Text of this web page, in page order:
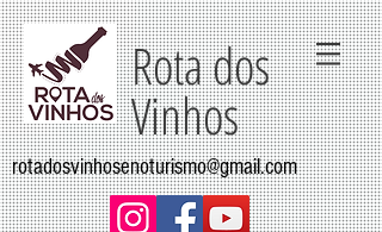
Rota dos
Vinhos
rotadosvinhosenoturismo@gmail.com